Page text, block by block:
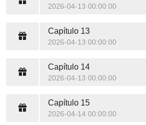
2026-04-13 00:00:00
Capítulo 13
2026-04-13 00:00:00
Capítulo 14
2026-04-13 00:00:00
Capítulo 15
2026-04-14 00:00:00